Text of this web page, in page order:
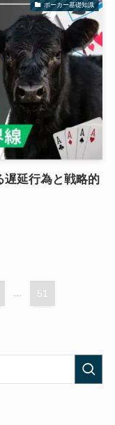
ポーカー基礎知識
遅延行為と戦略的
51